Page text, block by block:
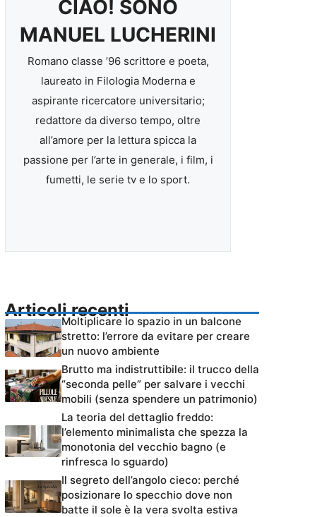
CIAO! SONO
MANUEL LUCHERINI
Romano classe ’96 scrittore e poeta,
laureato in Filologia Moderna e
aspirante ricercatore universitario;
redattore da diverso tempo, oltre
all’amore per la lettura spicca la
passione per l’arte in generale, i film, i
fumetti, le serie tv e lo sport.
Articoli recenti
Moltiplicare lo spazio in un balcone
stretto: l’errore da evitare per creare
un nuovo ambiente
Brutto ma indistruttibile: il trucco della
“seconda pelle” per salvare i vecchi
mobili (senza spendere un patrimonio)
La teoria del dettaglio freddo:
l’elemento minimalista che spezza la
monotonia del vecchio bagno (e
rinfresca lo sguardo)
Il segreto dell’angolo cieco: perché
posizionare lo specchio dove non
batte il sole è la vera svolta estiva